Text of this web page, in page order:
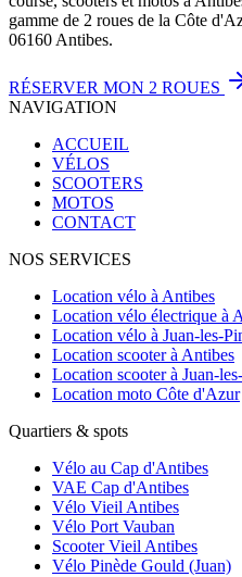
gamme de 2 roues de la Côte
06160 Antibes.
RÉSERVER MON 2 ROUES
NAVIGATION
ACCUEIL
VÉLOS
SCOOTERS
MOTOS
CONTACT
NOS SERVICES
Location vélo à Antibes
Location vélo électrique à
Location vélo à Juan-les-
Location scooter à Antibes
Location scooter à Juan-
Location moto Côte d'Azur
Quartiers & spots
Vélo au Cap d'Antibes
VAE Cap d'Antibes
Vélo Vieil Antibes
Vélo Port Vauban
Scooter Vieil Antibes
Vélo Pinède Gould (Juan)